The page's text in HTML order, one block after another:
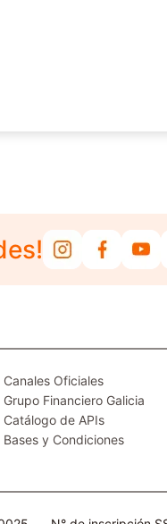
Canales Oficiales
Grupo Financiero Galicia
Catálogo de APIs
Bases y Condiciones